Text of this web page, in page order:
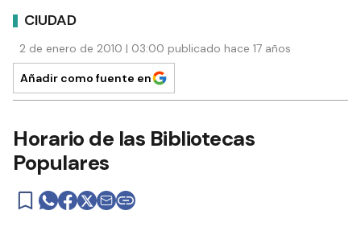
CIUDAD
2 de enero de 2010 | 03:00 publicado hace 17 años
Añadir como fuente en
Horario de las Bibliotecas
Populares